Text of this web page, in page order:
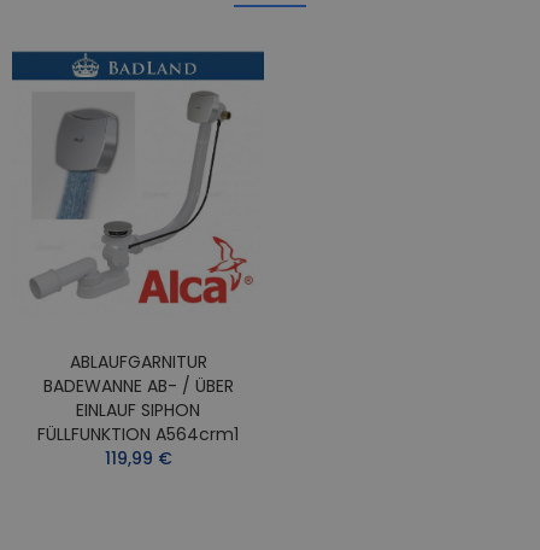
ABLAUFGARNITUR
BADEWANNE AB- / ÜBER
EINLAUF SIPHON
FÜLLFUNKTION A564crm1
119,99 €